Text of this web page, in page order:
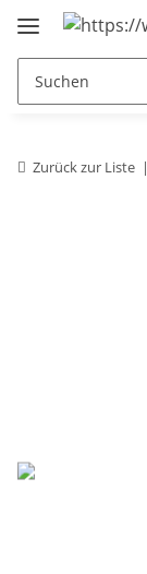
Zurück zur Liste